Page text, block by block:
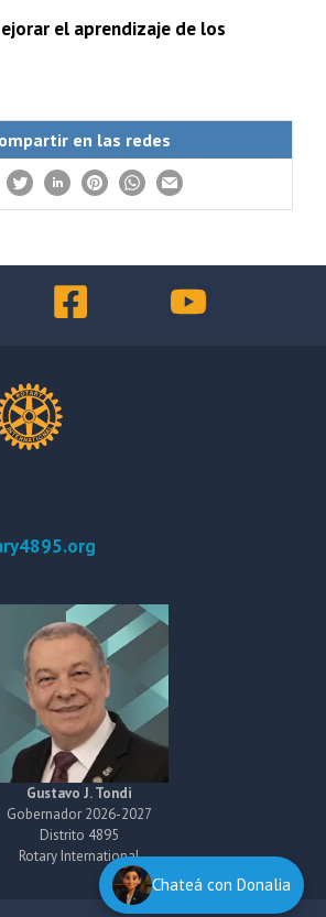
el aprendizaje de los
en las redes
Gustavo J. Tondi
Gobernador 2026-2027
Distrito 4895
Rotary International
Chateá con Donalia